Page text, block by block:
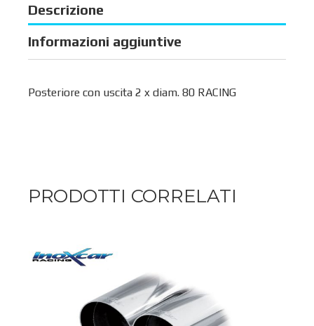
Descrizione
Informazioni aggiuntive
Posteriore con uscita 2 x diam. 80 RACING
PRODOTTI CORRELATI